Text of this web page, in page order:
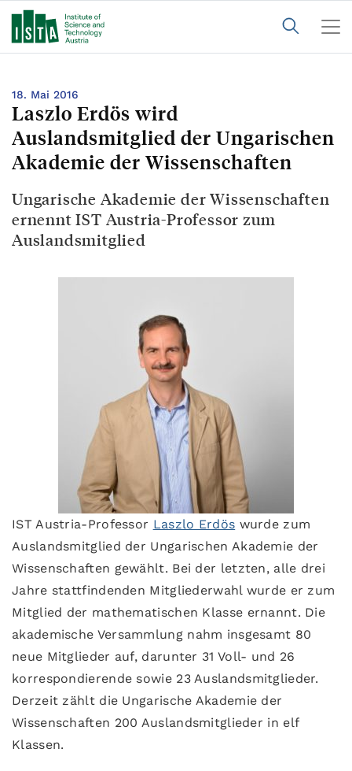
18. Mai 2016
Laszlo Erdös wird
Auslandsmitglied der Ungarischen
Akademie der Wissenschaften
Ungarische Akademie der Wissenschaften
ernennt IST Austria-Professor zum
Auslandsmitglied
IST Austria-Professor Laszlo Erdös wurde zum
Auslandsmitglied der Ungarischen Akademie der
Wissenschaften gewählt. Bei der letzten, alle drei
Jahre stattfindenden Mitgliederwahl wurde er zum
Mitglied der mathematischen Klasse ernannt. Die
akademische Versammlung nahm insgesamt 80
neue Mitglieder auf, darunter 31 Voll- und 26
korrespondierende sowie 23 Auslandsmitglieder.
Derzeit zählt die Ungarische Akademie der
Wissenschaften 200 Auslandsmitglieder in elf
Klassen.